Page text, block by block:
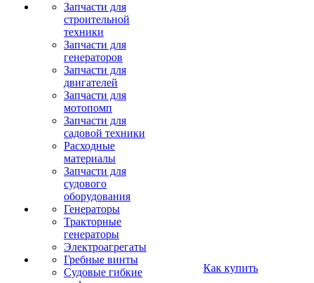
Запчасти для
строительной
техники
Запчасти для
генераторов
Запчасти для
двигателей
Запчасти для
мотопомп
Запчасти для
садовой техники
Расходные
материалы
Запчасти для
судового
оборудования
Генераторы
Тракторные
генераторы
Электроагрегаты
Гребные винты
Судовые гибкие
Как купить